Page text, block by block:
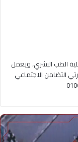
الطب البشري، ويعمل
التضامن الاجتماعي